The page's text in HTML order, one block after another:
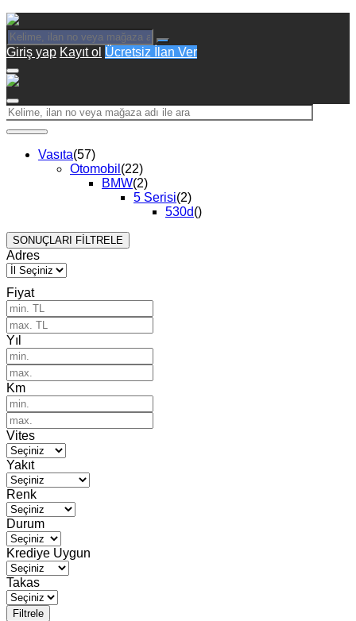
Giriş yap Kayıt ol Ücretsiz İlan Ver
Vasıta(57)
Otomobil (22)
BMW(2)
5 Serisi(2)
530d()
SONUÇLARI FİLTRELE
Adres
Fiyat
Yıl
Km
Vites
Yakıt
Renk
Durum
Krediye Uygun
Takas
Filtrele